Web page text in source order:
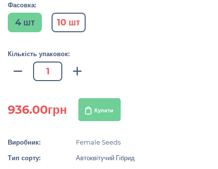
Фасовка:
4 шт 10 шт
Кількість упаковок:
936.00грн Купити
Виробник:
Female Seeds
Тип сорту:
Автоквітучий Гібрид